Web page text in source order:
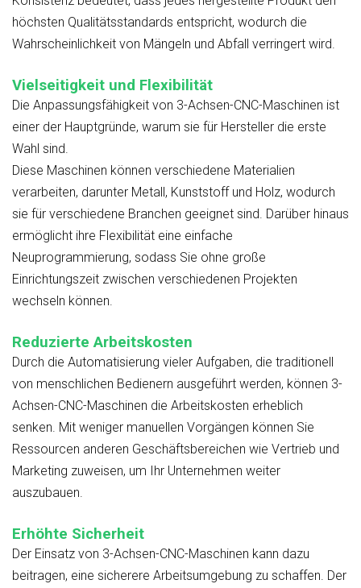
höchsten Qualitätsstandards entspricht, wodurch die
Wahrscheinlichkeit von Mängeln und Abfall verringert wird.
Vielseitigkeit und Flexibilität
Die Anpassungsfähigkeit von 3-Achsen-CNC-Maschinen ist
einer der Hauptgründe, warum sie für Hersteller die erste
Wahl sind.
Diese Maschinen können verschiedene Materialien
verarbeiten, darunter Metall, Kunststoff und Holz, wodurch
sie für verschiedene Branchen geeignet sind. Darüber hinaus
ermöglicht ihre Flexibilität eine einfache
Neuprogrammierung, sodass Sie ohne große
Einrichtungszeit zwischen verschiedenen Projekten
wechseln können.
Reduzierte Arbeitskosten
Durch die Automatisierung vieler Aufgaben, die traditionell
von menschlichen Bedienern ausgeführt werden, können 3-
Achsen-CNC-Maschinen die Arbeitskosten erheblich
senken. Mit weniger manuellen Vorgängen können Sie
Ressourcen anderen Geschäftsbereichen wie Vertrieb und
Marketing zuweisen, um Ihr Unternehmen weiter
auszubauen.
Erhöhte Sicherheit
Der Einsatz von 3-Achsen-CNC-Maschinen kann dazu
beitragen, eine sicherere Arbeitsumgebung zu schaffen. Der